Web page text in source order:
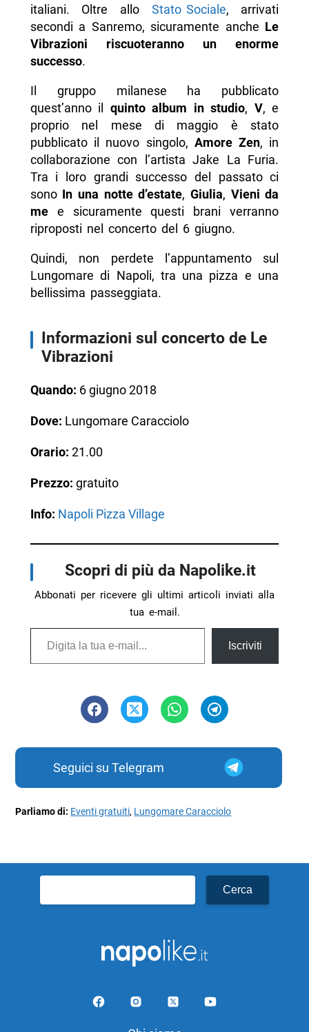
italiani. Oltre allo Stato Sociale, arrivati
secondi a Sanremo, sicuramente anche Le
Vibrazioni riscuoteranno un enorme
successo.
Il gruppo milanese ha pubblicato
quest’anno il quinto album in studio, V, e
proprio nel mese di maggio è stato
pubblicato il nuovo singolo, Amore Zen, in
collaborazione con l’artista Jake La Furia.
Tra i loro grandi successo del passato ci
sono In una notte d’estate, Giulia, Vieni da
mee sicuramente questi brani verranno
riproposti nel concerto del 6 giugno.
Quindi, non perdete l’appuntamento sul
Lungomare di Napoli, tra una pizza e una
bellissima passeggiata.
Informazioni sul concerto de Le
Vibrazioni
Quando: 6 giugno 2018
Dove: Lungomare Caracciolo
Orario: 21.00
Prezzo: gratuito
Info: Napoli Pizza Village
Scopri di più da Napolike.it
Abbonati per ricevere gli ultimi articoli inviati alla
tua e-mail.
Digita la tua e-mail...
Iscriviti
Seguici su Telegram
Parliamo di: Eventi gratuiti, Lungomare Caracciolo
per: